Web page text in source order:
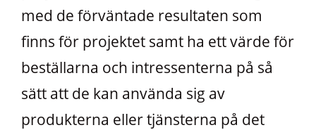
med de förväntade resultaten som
finns för projektet samt ha ett värde för
beställarna och intressenterna på så
sätt att de kan använda sig av
produkterna eller tjänsterna på det